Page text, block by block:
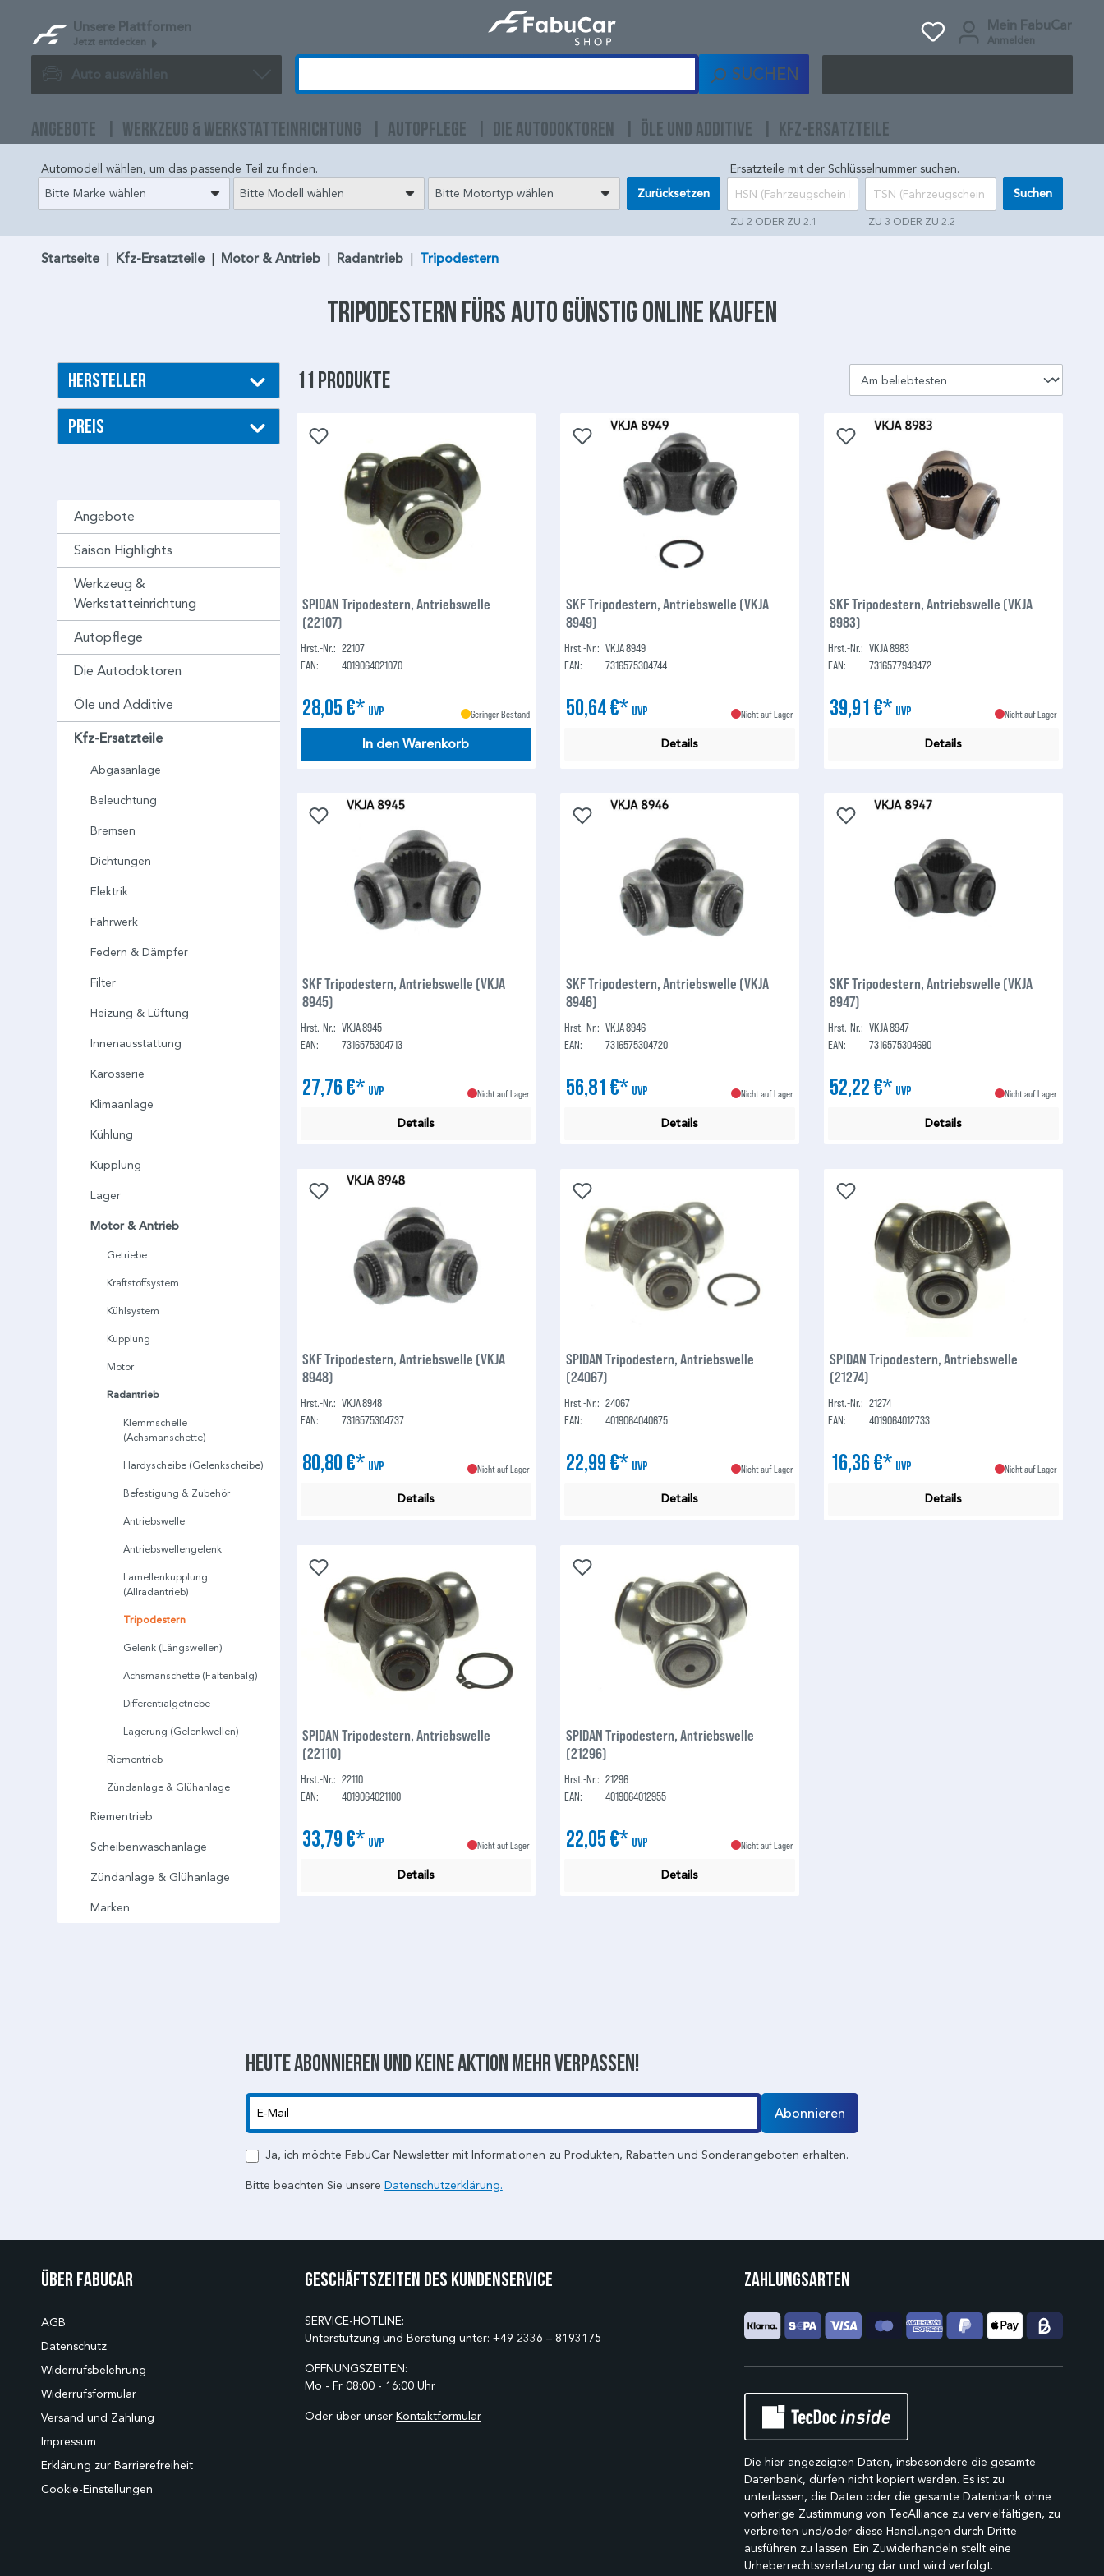
Unsere Plattformen
Jetzt entdecken
Mein FabuCar
Anmelden
Auto auswählen SUCHEN
ANGEBOTE WERKZEUG & WERKSTATTEINRICHTUNG AUTOPFLEGE DIE AUTODOKTOREN ÖLE UND ADDITIVE KFZ-ERSATZTEILE
Automodell wählen, um das passende Teil zu finden.
Bitte Marke wählen
Bitte Modell wählen Bitte Motortyp wählen Zurücksetzen
Ersatzteile mit der Schlüsselnummer suchen.
ZU 2 ODER ZU 2.1 ZU 3 ODER ZU 2.2
Suchen
Startseite Kfz-Ersatzteile Motor & Antrieb Radantrieb Tripodestern
Tripodestern fürs Auto günstig online kaufen
Hersteller
Preis
Angebote
Saison Highlights
Werkzeug &
Werkstatteinrichtung
Autopflege
Die Autodoktoren
Öle und Additive
Kfz-Ersatzteile
Abgasanlage
Beleuchtung
Bremsen
Dichtungen
Elektrik
Fahrwerk
Federn & Dämpfer
Filter
Heizung & Lüftung
Innenausstattung
Karosserie
Klimaanlage
Kühlung
Kupplung
Lager
Motor & Antrieb
Getriebe
Kraftstoffsystem
Kühlsystem
Kupplung
Motor
Radantrieb
Klemmschelle
(Achsmanschette)
Hardyscheibe (Gelenkscheibe)
Befestigung & Zubehör
Antriebswelle
Antriebswellengelenk
Lamellenkupplung
(Allradantrieb)
Tripodestern
Gelenk (Längswellen)
Achsmanschette (Faltenbalg)
Differentialgetriebe
Lagerung (Gelenkwellen)
Riementrieb
Zündanlage & Glühanlage
Riementrieb
Scheibenwaschanlage
Zündanlage & Glühanlage
Marken
11 Produkte
SPIDAN Tripodestern, Antriebswelle
(22107)
Hrst.-Nr.: 22107
EAN:
4019064021070
28,05 €* UVP Geringer Bestand
In den Warenkorb
SKF Tripodestern, Antriebswelle (VKJA
8949)
Hrst.-Nr.: VKJA 8949
EAN:
7316575304744
50,64 €* UVP Nicht auf Lager
Details
SKF Tripodestern, Antriebswelle (VKJA
8983)
Hrst.-Nr.: VKJA 8983
EAN:
7316577948472
39,91 €* UVP Nicht auf Lager
Details
SKF Tripodestern, Antriebswelle (VKJA
8945)
Hrst.-Nr.: VKJA 8945
EAN:
7316575304713
27,76 €* UVP Nicht auf Lager
Details
SKF Tripodestern, Antriebswelle (VKJA
8946)
Hrst.-Nr.: VKJA 8946
EAN:
7316575304720
56,81 €* UVP Nicht auf Lager
Details
SKF Tripodestern, Antriebswelle (VKJA
8947)
Hrst.-Nr.: VKJA 8947
EAN:
7316575304690
52,22 €* UVP Nicht auf Lager
Details
SKF Tripodestern, Antriebswelle (VKJA
8948)
Hrst.-Nr.: VKJA 8948
EAN:
7316575304737
80,80 €* UVP Nicht auf Lager
Details
SPIDAN Tripodestern, Antriebswelle
(24067)
Hrst.-Nr.: 24067
EAN:
4019064040675
22,99 €* UVP Nicht auf Lager
Details
SPIDAN Tripodestern, Antriebswelle
(21274)
Hrst.-Nr.: 21274
EAN:
4019064012733
16,36 €* UVP Nicht auf Lager
Details
SPIDAN Tripodestern, Antriebswelle
(22110)
Hrst.-Nr.: 22110
EAN:
4019064021100
33,79 €* UVP Nicht auf Lager
Details
SPIDAN Tripodestern, Antriebswelle
(21296)
Hrst.-Nr.: 21296
EAN:
4019064012955
22,05 €* UVP Nicht auf Lager
Details
Heute abonnieren und keine aktion mehr verpassen!
Abonnieren
Ja, ich möchte FabuCar Newsletter mit Informationen zu Produkten, Rabatten und Sonderangeboten erhalten.
Bitte beachten Sie unsere Datenschutzerklärung.
Über Fabucar
AGB
Datenschutz
Widerrufsbelehrung
Widerrufsformular
Versand und Zahlung
Impressum
Erklärung zur Barrierefreiheit
Cookie-Einstellungen
Geschäftszeiten des Kundenservice
SERVICE-HOTLINE:
Unterstützung und Beratung unter: +49 2336 – 8193175
ÖFFNUNGSZEITEN:
Mo - Fr 08:00 - 16:00 Uhr
Oder über unser Kontaktformular
Zahlungsarten
Die hier angezeigten Daten, insbesondere die gesamte
Datenbank, dürfen nicht kopiert werden. Es ist zu
unterlassen, die Daten oder die gesamte Datenbank ohne
vorherige Zustimmung von TecAlliance zu vervielfältigen, zu
verbreiten und/oder diese Handlungen durch Dritte
ausführen zu lassen. Ein Zuwiderhandeln stellt eine
Urheberrechtsverletzung dar und wird verfolgt.